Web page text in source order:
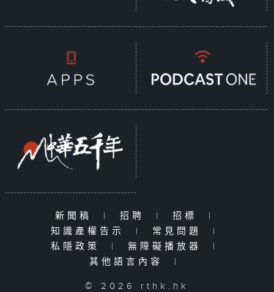
新聞稿 | 招聘 | 招標
|
知識產權告示
| 常見問題
|
私隱政策
| 無障礙播放器
|
其他語言內容
|
© 2026 rthk.hk